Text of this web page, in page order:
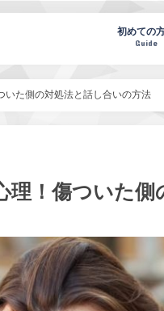
パーシーズノー
初めての
Guide
いた側の対処法と話し合いの方法
理！傷ついた側